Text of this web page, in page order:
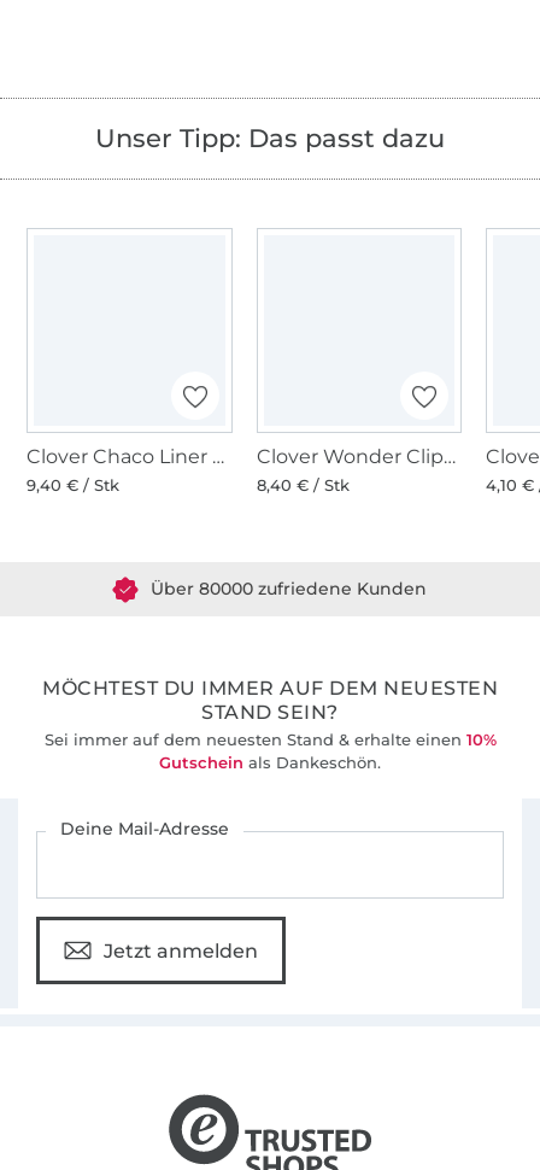
Unser Tipp: Das passt dazu
Clover Chaco Liner Stift blau
9,40 € / Stk
Clover Wonder Clips, Stoffklammern bunt, 10 Stk.
8,40 € / Stk 4,10 €
Über 80000 zufriedene Kunden
MÖCHTEST DU IMMER AUF DEM NEUESTEN
STAND SEIN?
Sei immer auf dem neuesten Stand & erhalte einen 10%
Gutschein als Dankeschön.
Deine Mail-Adresse
Jetzt anmelden